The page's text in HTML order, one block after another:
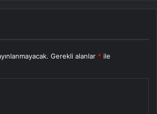
Gerekli alanlar * ile